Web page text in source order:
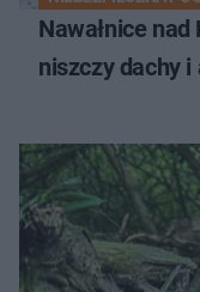
Nawałnice
niszczy dachy